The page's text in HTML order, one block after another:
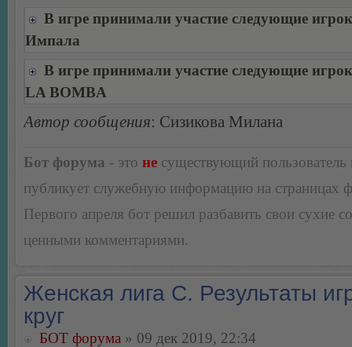
В игре принимали участие следующие
Импала
В игре принимали участие следующие
LA BOMBA
Автор сообщения: Сизикова Милана
Бот форума - это не существующий пользователь
публикует служебную информацию на страницах
Первого апреля бот решил разбавить свои сухие
ценными комментариями.
Женская лига С. Результаты
круг
БОТ форума » 09 дек 2019, 22:34